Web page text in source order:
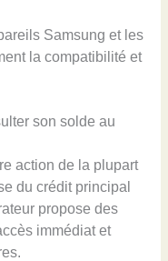
Samsung et les
la compatibilité et
son solde au
action de la plupart
du crédit principal
propose des
immédiat et